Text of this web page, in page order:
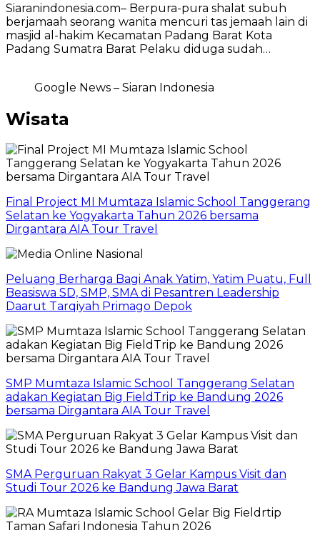
Siaranindonesia.com– Berpura-pura shalat subuh
berjamaah seorang wanita mencuri tas jemaah lain di
masjid al-hakim Kecamatan Padang Barat Kota
Padang Sumatra Barat Pelaku diduga sudah…
Google News – Siaran Indonesia
Wisata
Final Project MI Mumtaza Islamic School Tanggerang
Selatan ke Yogyakarta Tahun 2026 bersama
Dirgantara AIA Tour Travel
Peluang Berharga Bagi Anak Yatim, Yatim Puatu, Full
Beasiswa SD, SMP, SMA di Pesantren Leadership
Daarut Tarqiyah Primago Depok
SMP Mumtaza Islamic School Tanggerang Selatan
adakan Kegiatan Big FieldTrip ke Bandung 2026
bersama Dirgantara AIA Tour Travel
SMA Perguruan Rakyat 3 Gelar Kampus Visit dan
Studi Tour 2026 ke Bandung Jawa Barat